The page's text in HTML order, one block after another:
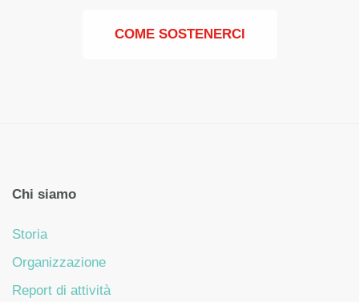
COME SOSTENERCI
Chi siamo
Storia
Organizzazione
Report di attività